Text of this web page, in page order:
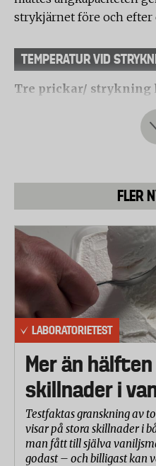
strykjärnet före och
TEMPERATUR VID
Tre prickar/ strykning
Strykning vid högst
som ull, siden, polyester
Strykning vid högst 110°
akryl, polyamid, nylon
Källa: TEKO
FLER
LABORATORIETEST
Mer än
skillnader i
Testfaktas granskning av
visar på stora skillnader i
man fått till själva
godast – och billigast kan